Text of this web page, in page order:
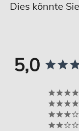
Dies könnte
5,0